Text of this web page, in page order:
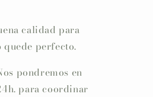
calidad para
perfecto.
pondremos en
para coordinar